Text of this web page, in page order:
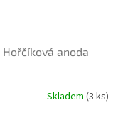
Hořčíková anoda
Skladem (3 ks)